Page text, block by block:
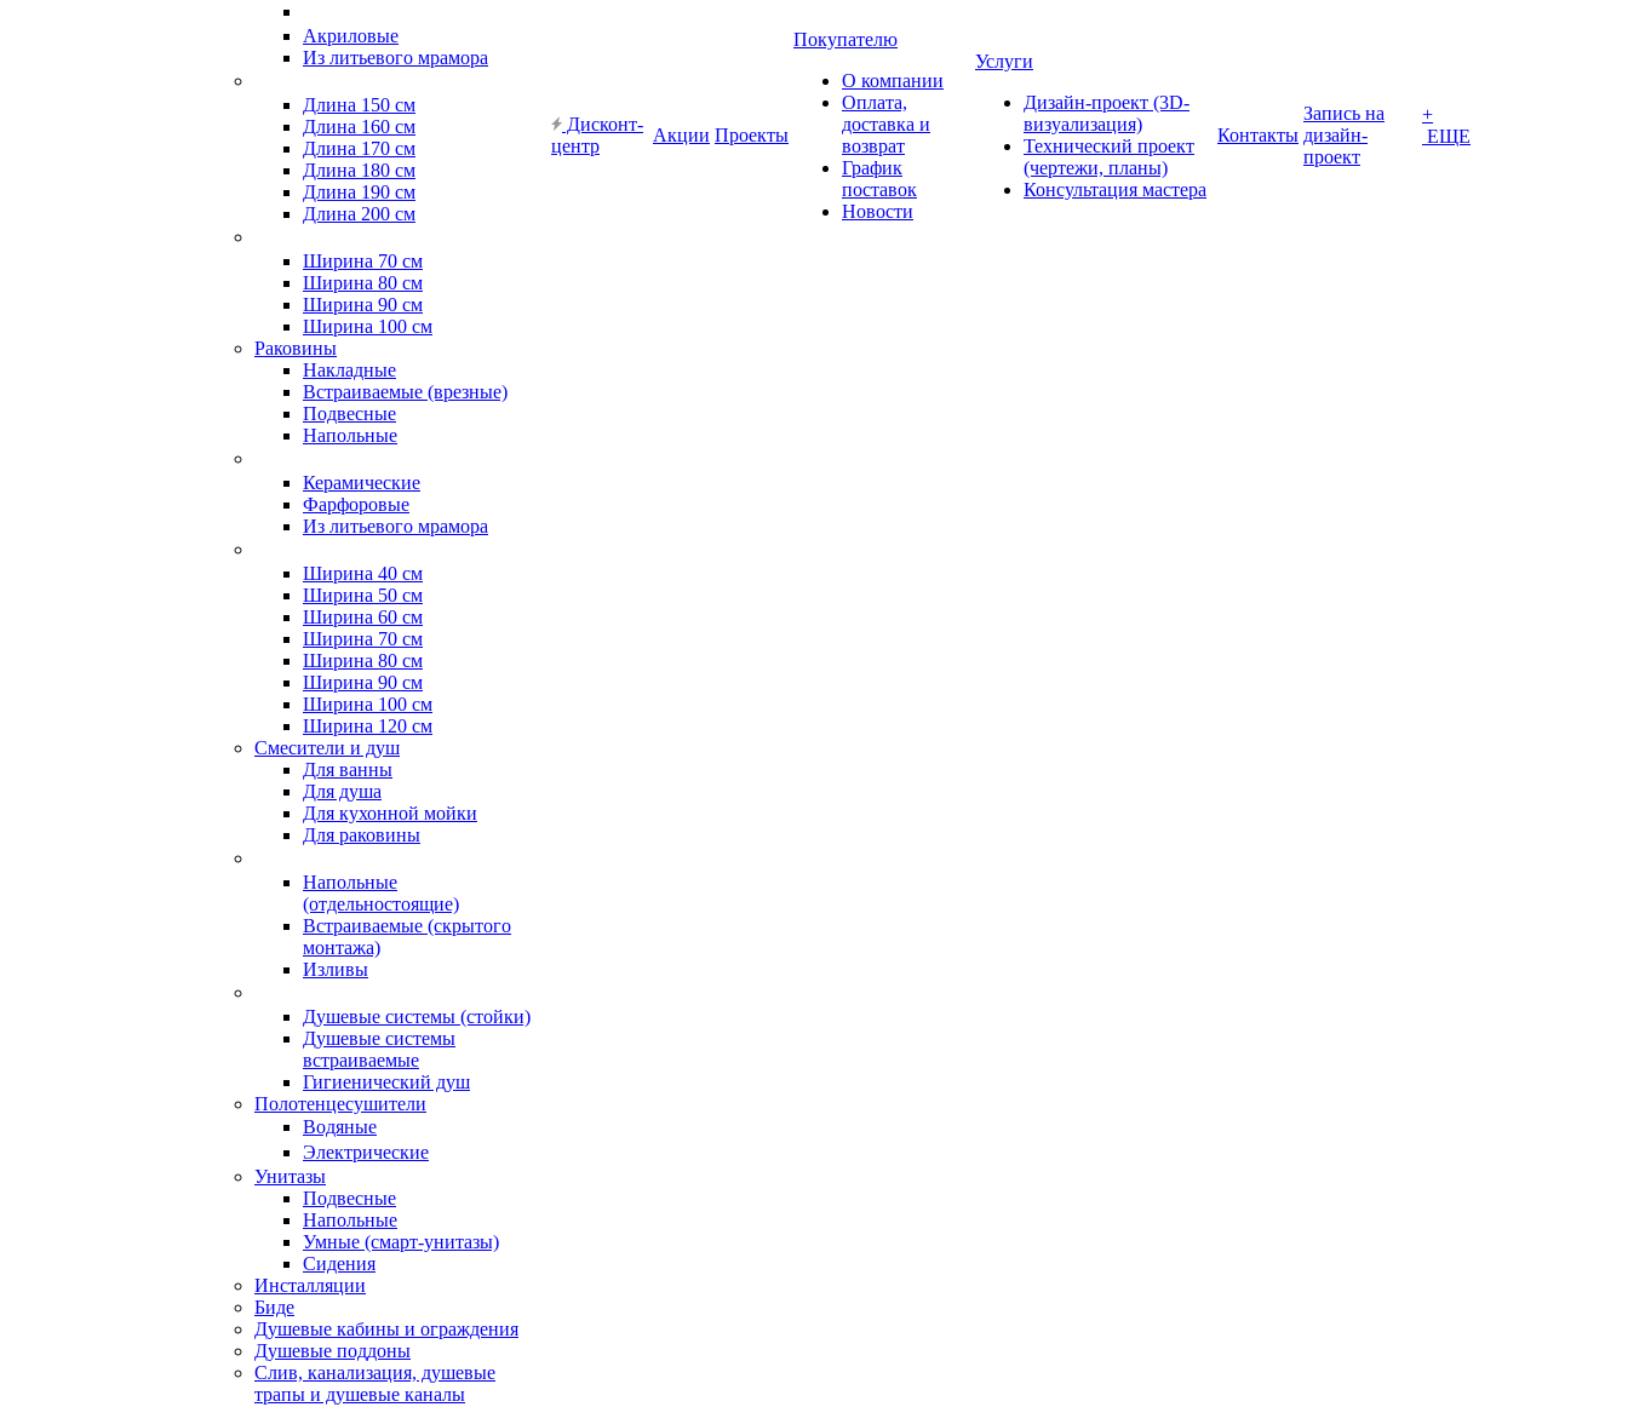
Акриловые
Из литьевого мрамора
Длина 150 см
Длина 160 см
Длина 170 см
Длина 180 см
Длина 190 см
Длина 200 см
Ширина 70 см
Ширина 80 см
Ширина 90 см
Ширина 100 см
Раковины
Накладные
Встраиваемые (врезные)
Подвесные
Напольные
Керамические
Фарфоровые
Из литьевого мрамора
Ширина 40 см
Ширина 50 см
Ширина 60 см
Ширина 70 см
Ширина 80 см
Ширина 90 см
Ширина 100 см
Ширина 120 см
Смесители и душ
Для ванны
Для душа
Для кухонной мойки
Для раковины
Напольные
(отдельностоящие)
Встраиваемые (скрытого
монтажа)
Изливы
Душевые системы (стойки)
Душевые системы
встраиваемые
Гигиенический душ
Полотенцесушители
ㅤВодяные
ㅤЭлектрические
Унитазы
Подвесные
Напольные
Умные (смарт-унитазы)
Сидения
Инсталляции
Биде
Душевые кабины и ограждения
Душевые поддоны
Слив, канализация, душевые
трапы и душевые каналы
Дисконт-
центр
Акции Проекты
Покупателю
О компании
Оплата,
доставка и
возврат
График
поставок
Новости
Услуги
Дизайн-проект (3D-
визуализация)
Технический проект
(чертежи, планы)
Консультация мастера
Контакты
Запись на
дизайн-
проект
+
ЕЩЕ